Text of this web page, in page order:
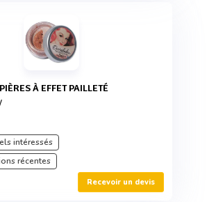
À EFFET PAILLETÉ
intéressés
récentes
Recevoir un devis